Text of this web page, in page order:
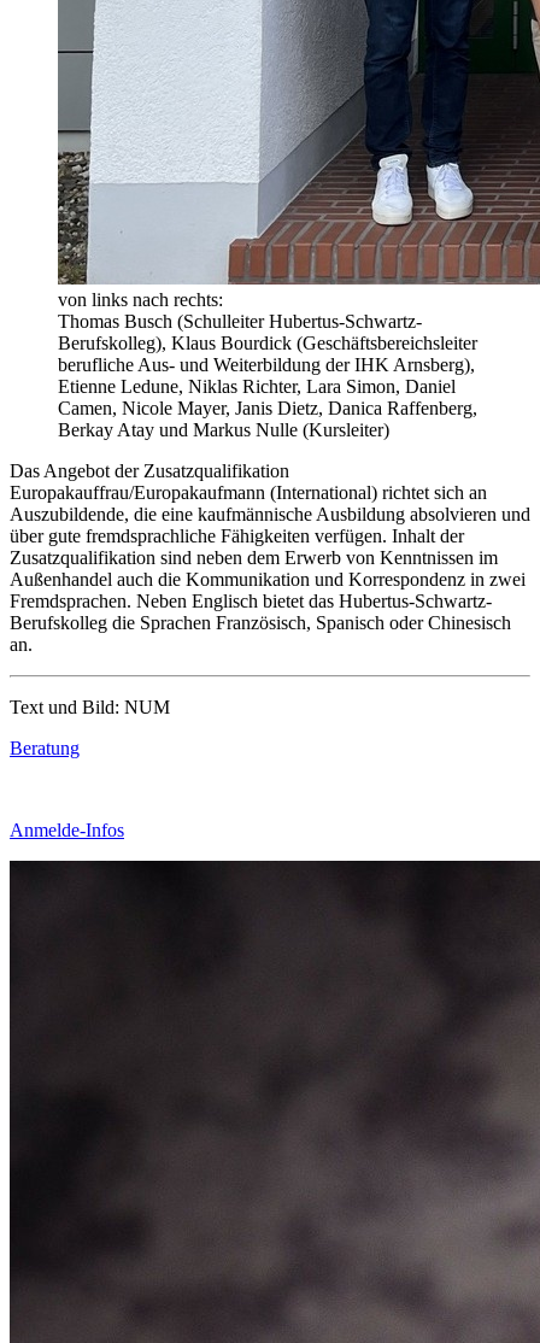
von links nach rechts:
Thomas Busch (Schulleiter Hubertus-Schwartz-
Berufskolleg), Klaus Bourdick (Geschäftsbereichsleiter
berufliche Aus- und Weiterbildung der IHK Arnsberg),
Etienne Ledune, Niklas Richter, Lara Simon, Daniel
Camen, Nicole Mayer, Janis Dietz, Danica Raffenberg,
Berkay Atay und Markus Nulle (Kursleiter)
Das Angebot der Zusatzqualifikation
Europakauffrau/Europakaufmann (International) richtet sich an
Auszubildende, die eine kaufmännische Ausbildung absolvieren und
über gute fremdsprachliche Fähigkeiten verfügen. Inhalt der
Zusatzqualifikation sind neben dem Erwerb von Kenntnissen im
Außenhandel auch die Kommunikation und Korrespondenz in zwei
Fremdsprachen. Neben Englisch bietet das Hubertus-Schwartz-
Berufskolleg die Sprachen Französisch, Spanisch oder Chinesisch
an.
Text und Bild: NUM
Beratung
Anmelde-Infos